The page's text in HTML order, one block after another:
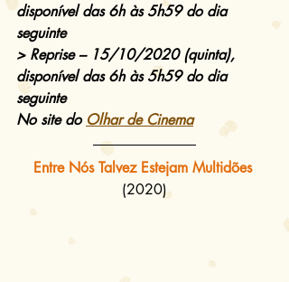
disponível das 6h às 5h59 do dia
seguinte
> Reprise – 15/10/2020 (quinta),
disponível das 6h às 5h59 do dia
seguinte
No site do Olhar de Cinema
Entre Nós Talvez Estejam Multidões
(2020)